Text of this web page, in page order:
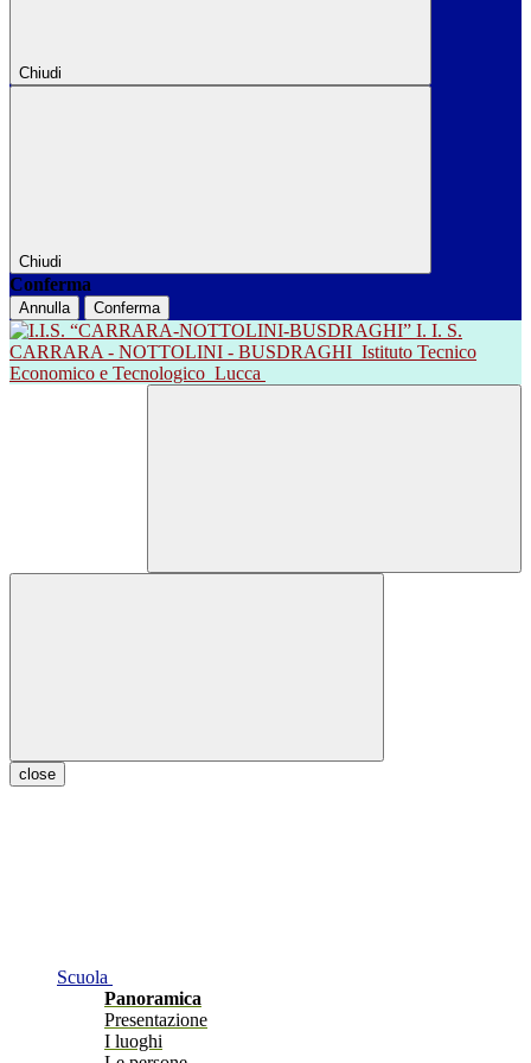
Chiudi
Chiudi
Conferma
Annulla Conferma
I. I. S.
CARRARA - NOTTOLINI - BUSDRAGHI Istituto Tecnico
Economico e Tecnologico Lucca
close
Scuola
Panoramica
Presentazione
I luoghi